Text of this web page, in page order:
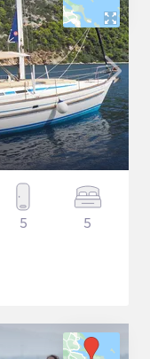
5 5